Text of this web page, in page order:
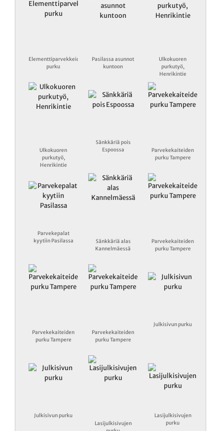
Elementtiparvekkeiden
purku
Pasilassa asunnot
kuntoon
Ulkokuoren
purkutyö,
Henrikintie
Ulkokuoren
purkutyö,
Henrikintie
Sänkkäriä pois
Espoossa
Parvekekaiteiden
purku Tampere
Parvekepalat
kyytiin Pasilassa
Sänkkäriä alas
Kannelmäessä
Parvekekaiteiden
purku Tampere
Parvekekaiteiden
purku Tampere
Parvekekaiteiden
purku Tampere
Julkisivun purku
Julkisivun purku
Lasijulkisivujen
Lasijulkisivujen
purku